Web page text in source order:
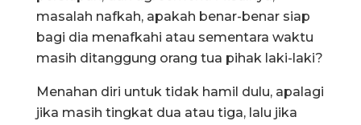
masalah nafkah, apakah benar-benar siap
bagi dia menafkahi atau sementara waktu
masih ditanggung orang tua pihak laki-laki?
Menahan diri untuk tidak hamil dulu, apalagi
jika masih tingkat dua atau tiga, lalu jika